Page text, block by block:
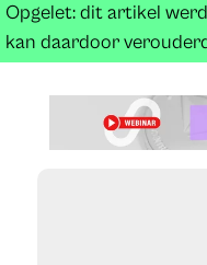
Opgelet: dit artikel
kan daardoor